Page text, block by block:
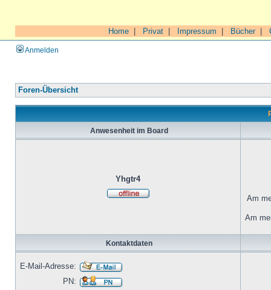
Home Privat Impressum Bücher|
Anmelden
Foren-Übersicht
Anwesenheit im Board
Yhgtr4
Am
Am
Kontaktdaten
E-Mail-Adresse:
PN: